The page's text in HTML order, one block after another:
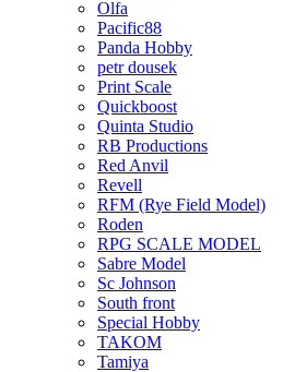
Olfa
Pacific88
Panda Hobby
petr dousek
Print Scale
Quickboost
Quinta Studio
RB Productions
Red Anvil
Revell
RFM (Rye Field Model)
Roden
RPG SCALE MODEL
Sabre Model
Sc Johnson
South front
Special Hobby
TAKOM
Tamiya